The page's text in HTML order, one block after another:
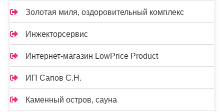
Золотая миля, оздоровительный комплекс
Инжекторсервис
Интернет-магазин LowPrice Product
ИП Сапов С.Н.
Каменный остров, сауна